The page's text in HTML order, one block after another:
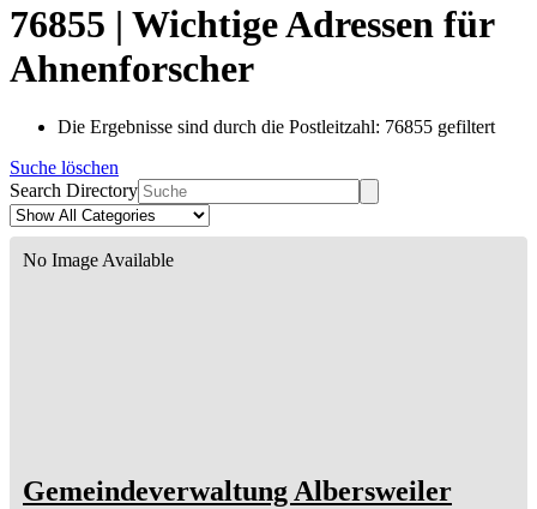
76855 | Wichtige Adressen für
Ahnenforscher
Die Ergebnisse sind durch die Postleitzahl: 76855 gefiltert
Suche löschen
Search Directory
No Image Available
Gemeindeverwaltung Albersweiler